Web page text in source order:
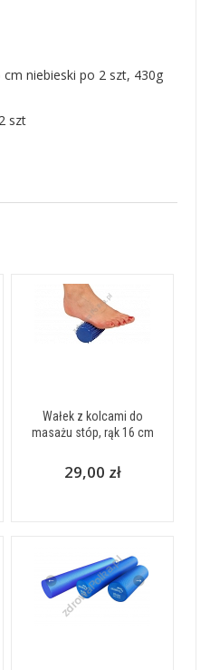
niebieski po 2 szt, 430g
szt
Wałek z kolcami do
masażu stóp, rąk 16 cm
29,00 zł